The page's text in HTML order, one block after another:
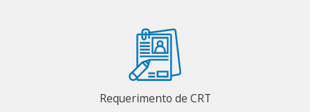
Requerimento de CRT